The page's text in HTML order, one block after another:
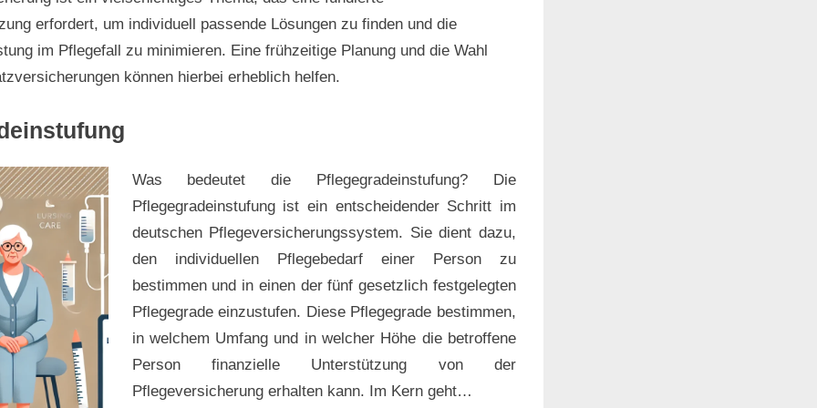
erfordert, um individuell passende Lösungen zu finden und die
im Pflegefall zu minimieren. Eine frühzeitige Planung und die Wahl
können hierbei erheblich helfen.
Was bedeutet die Pflegegradeinstufung? Die
Pflegegradeinstufung ist ein entscheidender Schritt im
deutschen Pflegeversicherungssystem. Sie dient dazu,
den individuellen Pflegebedarf einer Person zu
bestimmen und in einen der fünf gesetzlich festgelegten
Pflegegrade einzustufen. Diese Pflegegrade bestimmen,
in welchem Umfang und in welcher Höhe die betroffene
Person finanzielle Unterstützung von der
Pflegeversicherung erhalten kann. Im Kern geht…